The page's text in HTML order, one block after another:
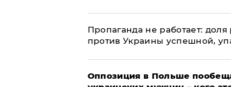
​Пропаганда не работает:
против Украины успешной,
Оппозиция в Польше